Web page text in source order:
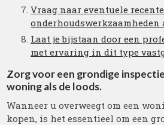
Vraag naar eventuele
onderhoudswerkzaamheden
Laat je bijstaan door een
met ervaring in dit type
Zorg voor een grondige
woning als de loods.
Wanneer u overweegt om een
kopen, is het essentieel om een